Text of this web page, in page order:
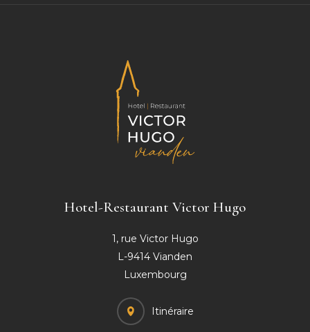
Hotel-Restaurant Victor Hugo
1, rue Victor Hugo
L-9414 Vianden
Luxembourg
Itinéraire